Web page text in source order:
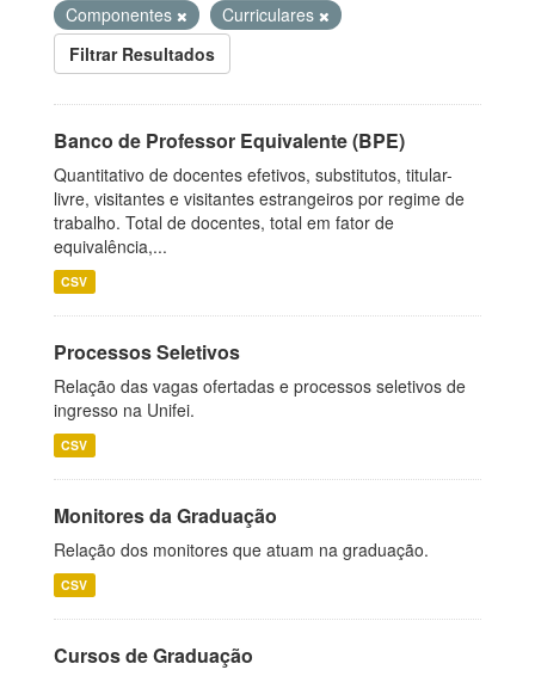
Componentes
Curriculares
Filtrar Resultados
Banco de Professor Equivalente (BPE)
Quantitativo de docentes efetivos, substitutos, titular-
livre, visitantes e visitantes estrangeiros por regime de
trabalho. Total de docentes, total em fator de
equivalência,...
CSV
Processos Seletivos
Relação das vagas ofertadas e processos seletivos de
ingresso na Unifei.
CSV
Monitores da Graduação
Relação dos monitores que atuam na graduação.
CSV
Cursos de Graduação